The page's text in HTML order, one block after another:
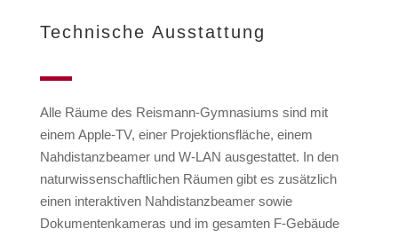
Technische Ausstattung
Alle Räume des Reismann-Gymnasiums sind mit
einem Apple-TV, einer Projektionsfläche, einem
Nahdistanzbeamer und W-LAN ausgestattet. In den
naturwissenschaftlichen Räumen gibt es zusätzlich
einen interaktiven Nahdistanzbeamer sowie
Dokumentenkameras und im gesamten F-Gebäude